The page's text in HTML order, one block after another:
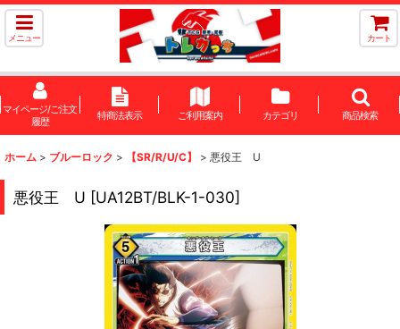
メニュー カート
マイページ/ご注文
履歴
特商法表示 ご利用案内 カテゴリ 商品検索
ホーム > ブルーロック > 【SR/R/U/C】 > 悪役王 U
悪役王 U [UA12BT/BLK-1-030]